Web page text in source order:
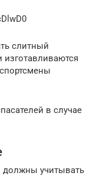
слитный
в случае
учитывать